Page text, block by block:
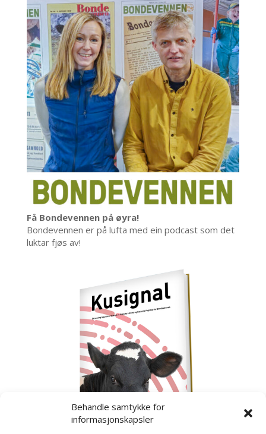
Behandle samtykke for
informasjonskapsler
Få Bondevennen på øyra!
Bondevennen er på lufta med ein podcast som det
luktar fjøs av!